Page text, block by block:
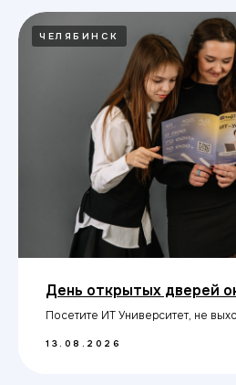
ЧЕЛЯБИНСК
День открытых дверей
Посетите ИТ Университет, не
13.08.2026